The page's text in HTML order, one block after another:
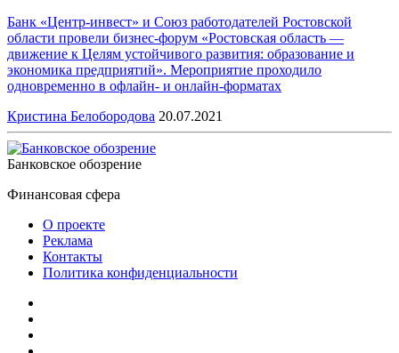
Банк «Центр-инвест» и Союз работодателей Ростовской
области провели бизнес-форум «Ростовская область —
движение к Целям устойчивого развития: образование и
экономика предприятий». Мероприятие проходило
одновременно в офлайн- и онлайн-форматах
Кристина Белобородова 20.07.2021
Банковское обозрение
Финансовая сфера
О проекте
Реклама
Контакты
Политика конфиденциальности